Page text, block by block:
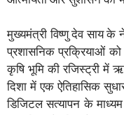
मुख्यमंत्री विष्णु देव साय के
प्रशासनिक प्रक्रियाओं को
कृषि भूमि की रजिस्ट्री में
दिशा में एक ऐतिहासिक
डिजिटल सत्यापन के